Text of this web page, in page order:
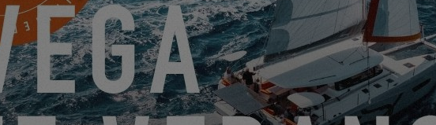
una población mucho más amplia le gustaría lanzarse, pero que a veces encuentra
categoría, nos gustaría compartir con ustedes algunos comentarios y recoger
cómo sería nuestra vida si decidiéramos embarcarse trabajando a bordo de un
episodio en nuestro Lab: pedimos anuestros dos propietarios de un Excess 11
nos contaran su experiencia de trabajo a bordo de su catamarán. Ambos